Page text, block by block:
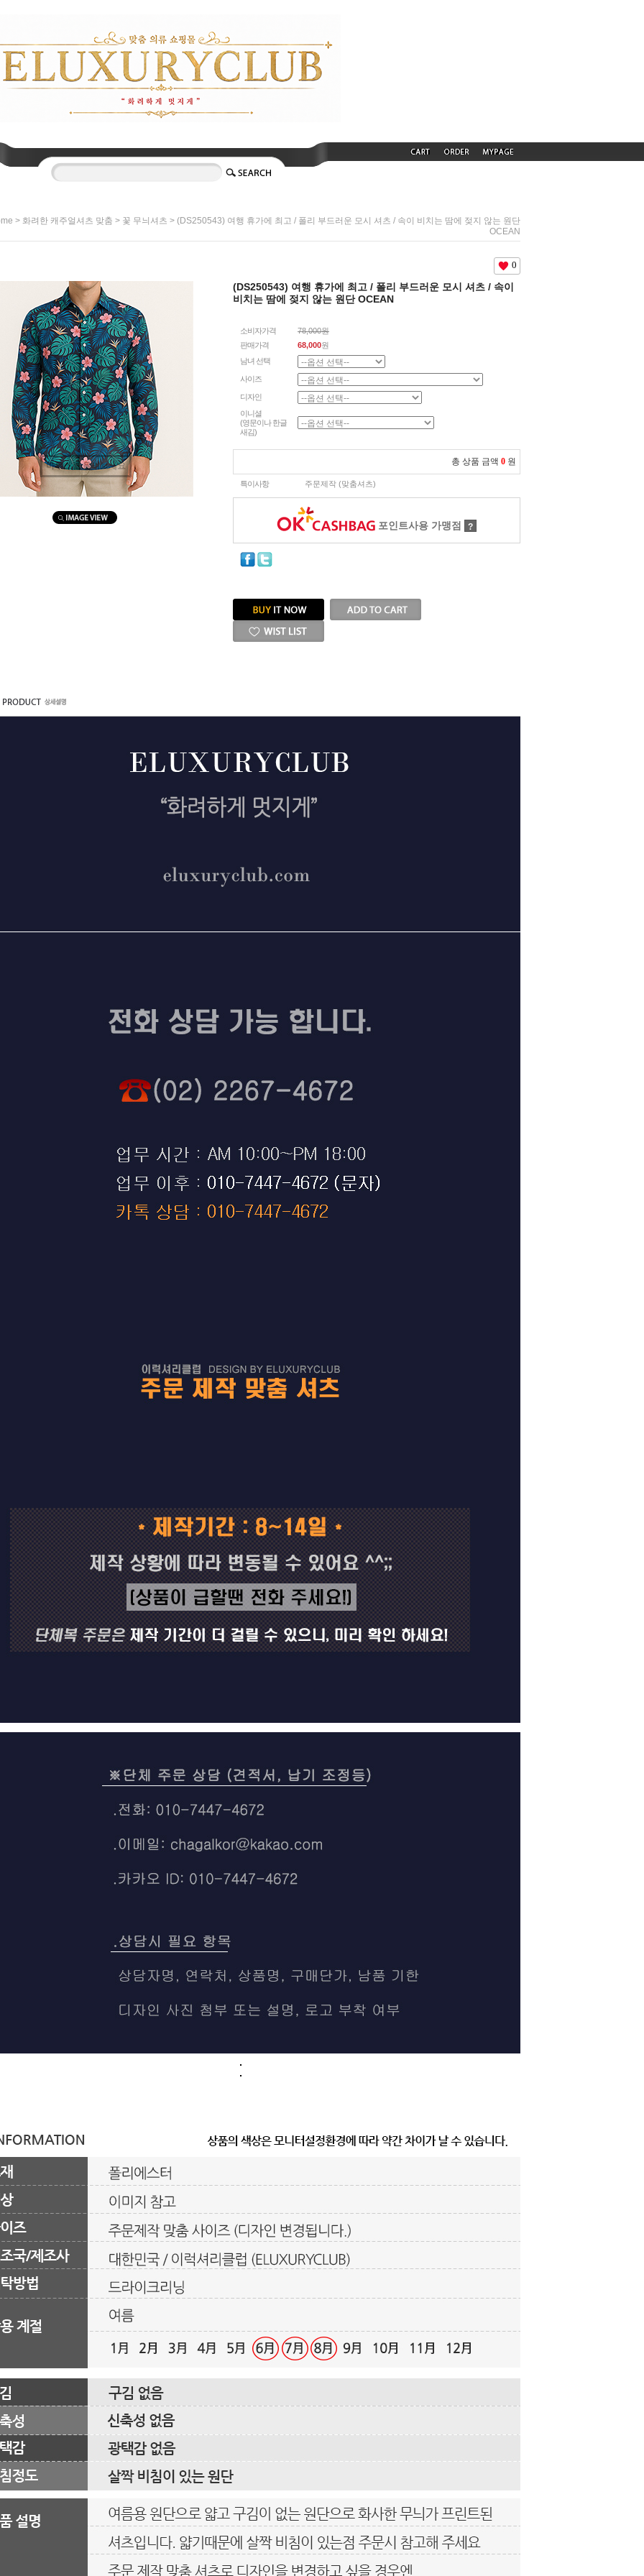
> 화려한 캐주얼셔츠 맞춤 > 꽃 무늬셔츠 > (DS250543) 여행 휴가에 최고 / 폴리 부드러운 모시 셔츠 / 속이 비치는 땀에 젖지 않는 원단
OCEAN
마우스를 올려보세요
0
(DS250543) 여행 휴가에 최고 / 폴리 부드러운 모시 셔츠 / 속이
비치는 땀에 젖지 않는 원단 OCEAN
소비자가격
78,000원
판매가격
68,000원
남녀 선택
사이즈
디자인
이니셜
(영문이나 한글
새김)
총 상품 금액 0 원
특이사항 주문제작 (맞춤셔츠)
포인트사용 가맹점 ?